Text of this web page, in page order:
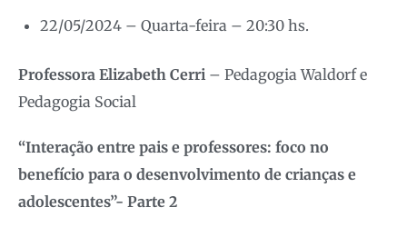
22/05/2024 – Quarta-feira – 20:30 hs.
Professora Elizabeth Cerri – Pedagogia Waldorf e
Pedagogia Social
“Interação entre pais e professores: foco no
benefício para o desenvolvimento de crianças e
adolescentes”- Parte 2